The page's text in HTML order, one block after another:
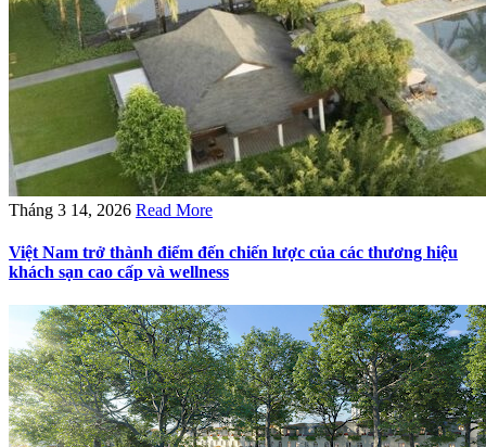
Tháng 3 14, 2026 Read More
Việt Nam trở thành điểm đến chiến lược của các thương hiệu
khách sạn cao cấp và wellness